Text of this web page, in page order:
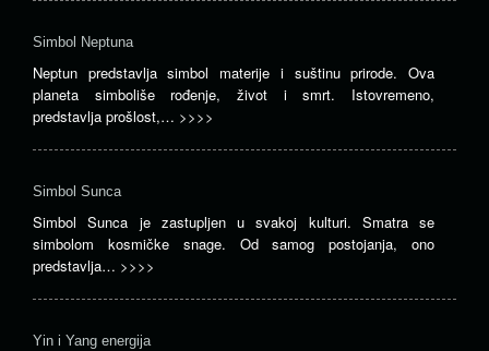
Simbol Neptuna
Neptun predstavlja simbol materije i suštinu prirode. Ova
planeta simboliše rođenje, život i smrt. Istovremeno,
predstavlja prošlost,… >>>>
Simbol Sunca
Simbol Sunca je zastupljen u svakoj kulturi. Smatra se
simbolom kosmičke snage. Od samog postojanja, ono
predstavlja… >>>>
Yin i Yang energija